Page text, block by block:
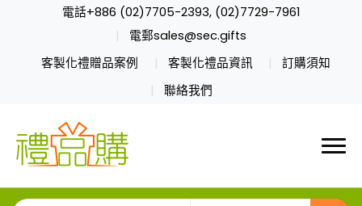
電話+886 (02)7705-2393, (02)7729-7961
電郵sales@sec.gifts
客製化禮贈品案例
客製化禮品資訊
訂購須知
聯絡我們